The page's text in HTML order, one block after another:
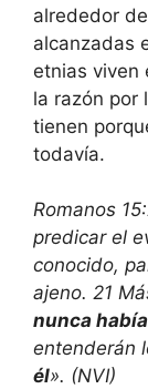
alrededor
alcanzadas
etnias viven
la razón por
tienen
todavía.
Romanos
predicar el
conocido,
ajeno. 21
nunca
entenderán
él». (NVI)